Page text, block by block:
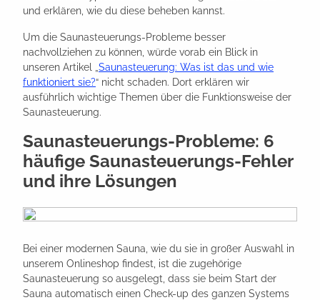
und erklären, wie du diese beheben kannst.
Um die Saunasteuerungs-Probleme besser
nachvollziehen zu können, würde vorab ein Blick in
unseren Artikel „ Saunasteuerung: Was ist das und wie
funktioniert sie?“ nicht schaden. Dort erklären wir
ausführlich wichtige Themen über die Funktionsweise der
Saunasteuerung.
Saunasteuerungs-Probleme: 6
häufige Saunasteuerungs-Fehler
und ihre Lösungen
Bei einer modernen Sauna, wie du sie in großer Auswahl in
unserem Onlineshop findest, ist die zugehörige
Saunasteuerung so ausgelegt, dass sie beim Start der
Sauna automatisch einen Check-up des ganzen Systems